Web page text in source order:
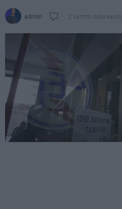
admin 2 λεπτά ανάγνωση